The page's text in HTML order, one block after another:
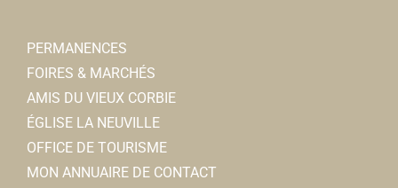
PERMANENCES
FOIRES & MARCHÉS
AMIS DU VIEUX CORBIE
ÉGLISE LA NEUVILLE
OFFICE DE TOURISME
MON ANNUAIRE DE CONTACT